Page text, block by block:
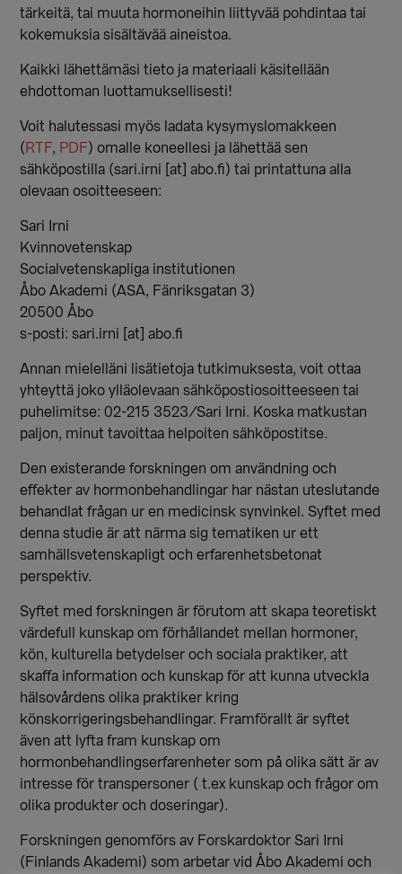
tärkeitä, tai muuta hormoneihin liittyvää pohdintaa tai
kokemuksia sisältävää aineistoa.
Kaikki lähettämäsi tieto ja materiaali käsitellään
ehdottoman luottamuksellisesti!
Voit halutessasi myös ladata kysymyslomakkeen
( RTF, PDF) omalle koneellesi ja lähettää sen
sähköpostilla (sari.irni [at] abo.fi) tai printattuna alla
olevaan osoitteeseen:
Sari Irni
Kvinnovetenskap
Socialvetenskapliga institutionen
Åbo Akademi (ASA, Fänriksgatan 3)
20500 Åbo
s-posti: sari.irni [at] abo.fi
Annan mielelläni lisätietoja tutkimuksesta, voit ottaa
yhteyttä joko ylläolevaan sähköpostiosoitteeseen tai
puhelimitse: 02-215 3523/Sari Irni. Koska matkustan
paljon, minut tavoittaa helpoiten sähköpostitse.
Den existerande forskningen om användning och
effekter av hormonbehandlingar har nästan uteslutande
behandlat frågan ur en medicinsk synvinkel. Syftet med
denna studie är att närma sig tematiken ur ett
samhällsvetenskapligt och erfarenhetsbetonat
perspektiv.
Syftet med forskningen är förutom att skapa teoretiskt
värdefull kunskap om förhållandet mellan hormoner,
kön, kulturella betydelser och sociala praktiker, att
skaffa information och kunskap för att kunna utveckla
hälsovårdens olika praktiker kring
könskorrigeringsbehandlingar. Framförallt är syftet
även att lyfta fram kunskap om
hormonbehandlingserfarenheter som på olika sätt är av
intresse för transpersoner ( t.ex kunskap och frågor om
olika produkter och doseringar).
Forskningen genomförs av Forskardoktor Sari Irni
(Finlands Akademi) som arbetar vid Åbo Akademi och